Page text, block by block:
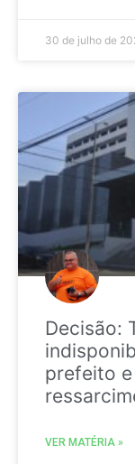
30 de julho de
Decisão:
prefeito
VER MATÉRIA »